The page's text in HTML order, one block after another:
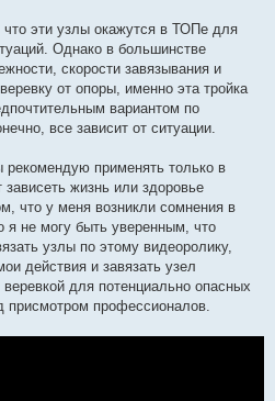
что эти узлы окажутся в ТОПе для
Однако в большинстве
скорости завязывания и
от опоры, именно эта тройка
вариантом по
все зависит от ситуации.
рекомендую применять только в
зависеть жизнь или здоровье
что у меня возникли сомнения в
я не могу быть уверенным, что
узлы по этому видеоролику,
действия и завязать узел
для потенциально опасных
присмотром профессионалов.